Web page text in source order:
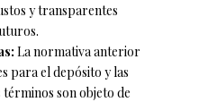
y transparentes
La normativa anterior
para el depósito y las
son objeto de